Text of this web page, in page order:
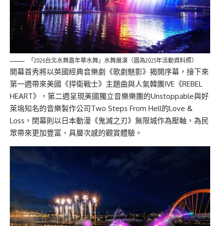
「2026台北水舞嘉年華水舞」水舞展演（圖為2025年活動資料照）
開幕首秀將以英國經典音樂劇《歌劇魅影》揭開序幕，接下來
第一週帶來美國《捍衛戰士》主題曲與人氣韓團IVE《REBEL
HEART》，第二週呈現美國獨立音樂樂團的Unstoppable與好
萊塢知名的音樂製作公司Two Steps From Hell的Love &
Loss，閉幕則以日本動漫《鬼滅之刃》無限城作為壓軸，為民
眾帶來更加豐富、具層次感的觀賞體驗。